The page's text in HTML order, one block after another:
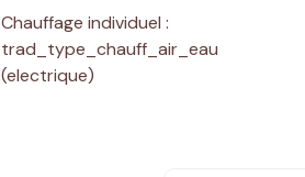
Chauffage individuel :
trad_type_chauff_air_eau
(electrique)